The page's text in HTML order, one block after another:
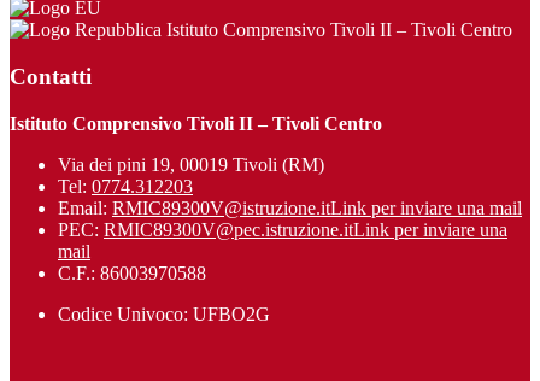
Istituto Comprensivo Tivoli II – Tivoli Centro
Contatti
Istituto Comprensivo Tivoli II – Tivoli Centro
Via dei pini 19, 00019 Tivoli (RM)
Tel: 0774.312203
Email: RMIC89300V@istruzione.itLink per inviare una mail
PEC: RMIC89300V@pec.istruzione.itLink per inviare una
mail
C.F.: 86003970588
Codice Univoco: UFBO2G